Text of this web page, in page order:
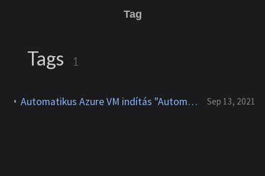
Tag
Tags 1
Automatikus Azure VM indítás "Automation Accounts"-al Tags alapján Sep 13, 2021